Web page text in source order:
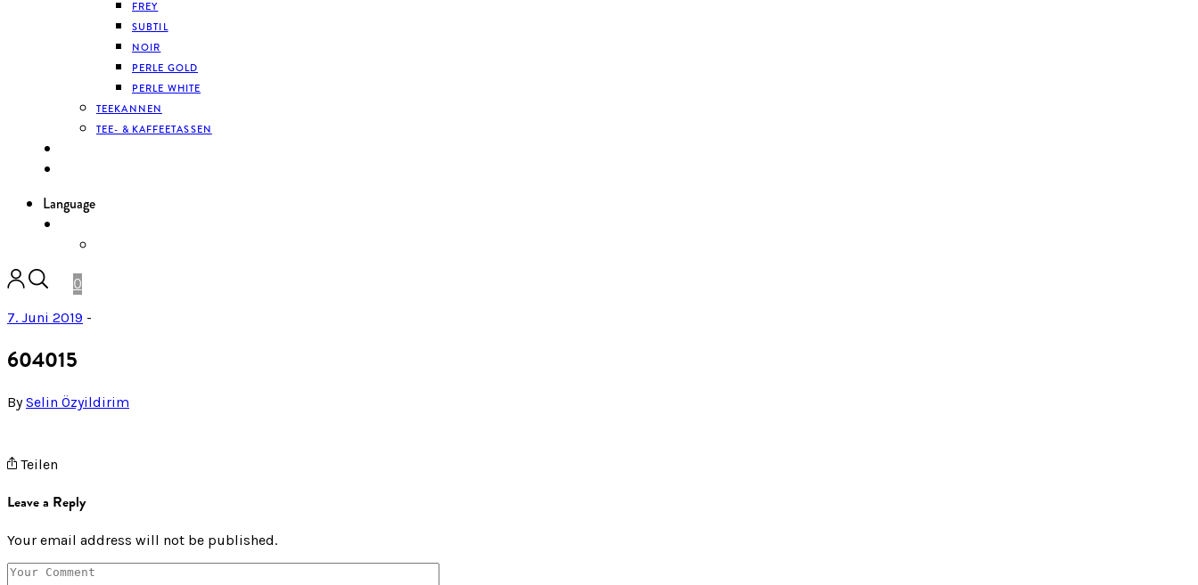
FREY
SUBTIL
NOIR
PERLE GOLD
PERLE WHITE
TEEKANNEN
TEE- & KAFFEETASSEN
Language
0
7. Juni 2019 -
604015
BySelin Özyildirim
Teilen
Leave a Reply
Your email address will not be published.